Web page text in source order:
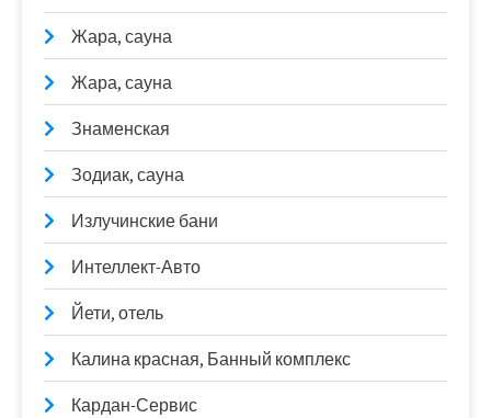
Жара, сауна
Жара, сауна
Знаменская
Зодиак, сауна
Излучинские бани
Интеллект-Авто
Йети, отель
Калина красная, Банный комплекс
Кардан-Сервис